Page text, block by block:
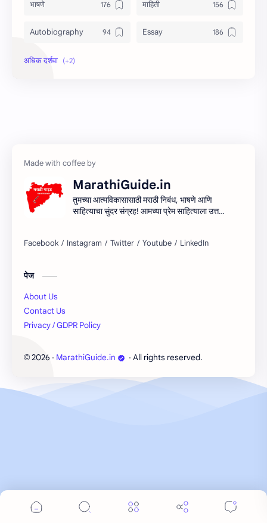
भाषणे माहिती
Autobiography Essay
Information
MarathiGuide.in
तुमच्या आत्मविकासासाठी मराठी निबंध, भाषणे आणि
साहित्याचा सुंदर संग्रह! आमच्या प्रेम साहित्याला उत्तम
साहित्याच्या प्रवासात सामील व्हा!
पेज
About Us
Contact Us
Privacy / GDPR Policy
© 2026 ‧ MarathiGuide.in ‧ All rights reserved.